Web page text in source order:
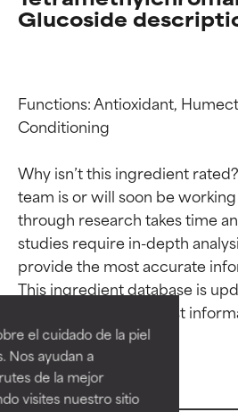
el cuidado de la piel
Nos ayudan a
de la mejor
visites nuestro sitio
Glucoside
Functions: Antioxidant,
Conditioning
Why isn’t this ingredient
team is or will soon be
through research takes time
studies require in-depth
provide the most accurate
This ingredient database is
Calificaciones
ingredientes
EXCELENTE
Ingrediente
beneficios reales para
Calificaciones
ingredientes
EXCELENTE
Ingrediente
beneficios reales para